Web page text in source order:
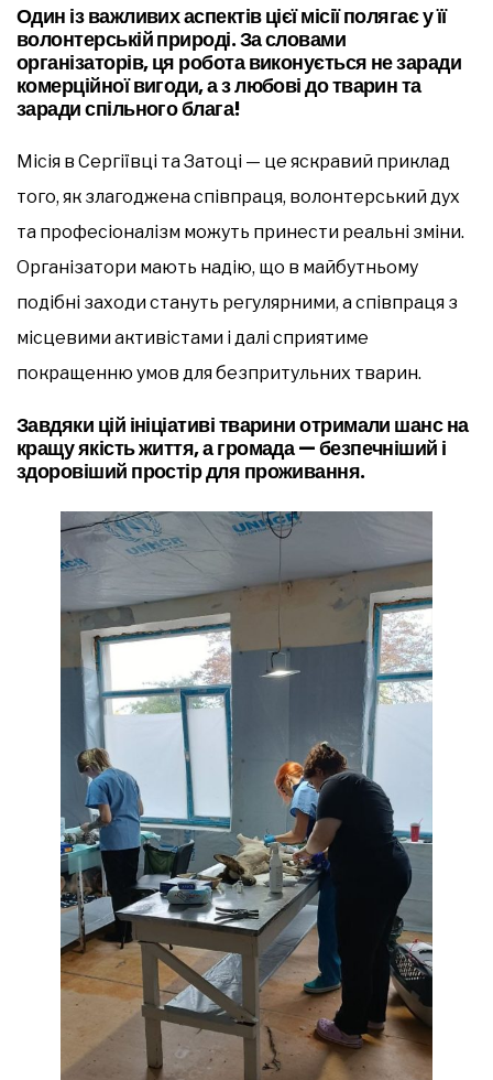
Один із важливих аспектів цієї місії полягає у її
волонтерській природі. За словами
організаторів, ця робота виконується не заради
комерційної вигоди, а з любові до тварин та
заради спільного блага!
Місія в Сергіївці та Затоці — це яскравий приклад
того, як злагоджена співпраця, волонтерський дух
та професіоналізм можуть принести реальні зміни.
Організатори мають надію, що в майбутньому
подібні заходи стануть регулярними, а співпраця з
місцевими активістами і далі сприятиме
покращенню умов для безпритульних тварин.
Завдяки цій ініціативі тварини отримали шанс на
кращу якість життя, а громада — безпечніший і
здоровіший простір для проживання.